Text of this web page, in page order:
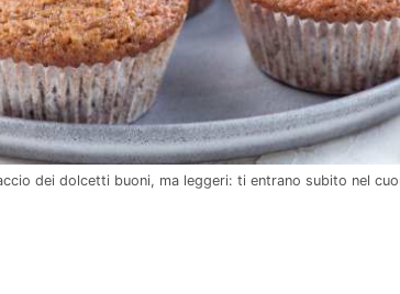
dei dolcetti buoni, ma leggeri: ti entrano subito nel